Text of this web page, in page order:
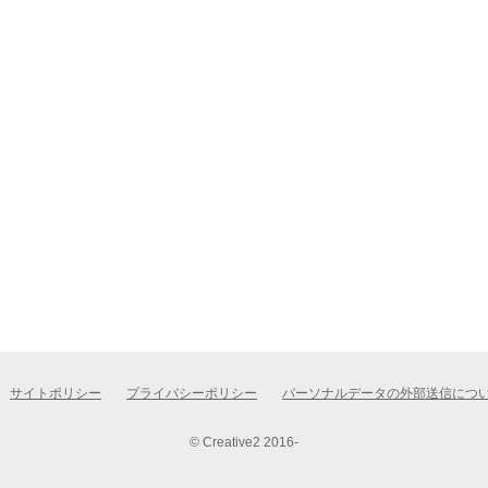
サイトポリシー プライバシーポリシー パーソナルデータの外部送信につ
© Creative2 2016-